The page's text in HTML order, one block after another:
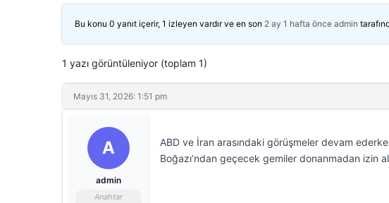
Bu konu 0 yanıt içerir, 1 izleyen vardır ve en son 2 ay 1 hafta önce admin
1 yazı görüntüleniyor (toplam 1)
Mayıs 31, 2026: 1:51 pm
A
admin
Anahtar
ABD ve İran arasındaki görüşmeler devam
Boğazı’ndan geçecek gemiler donanmadan izin